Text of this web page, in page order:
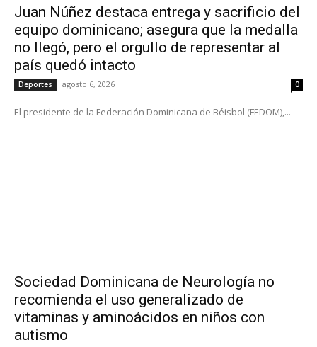
Juan Núñez destaca entrega y sacrificio del
equipo dominicano; asegura que la medalla
no llegó, pero el orgullo de representar al
país quedó intacto
Deportes agosto 6, 2026 0
El presidente de la Federación Dominicana de Béisbol (FEDOM),...
Sociedad Dominicana de Neurología no
recomienda el uso generalizado de
vitaminas y aminoácidos en niños con
autismo